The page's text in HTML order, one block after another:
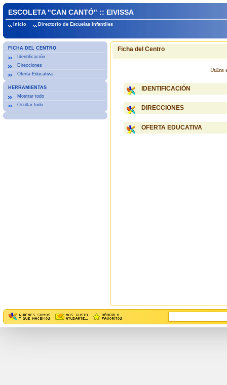
ESCOLETA "CAN CANTÓ" :: EIVISSA
Inicio Directorio de Escuelas Infantiles
FICHA DEL CENTRO
Identificación
Direcciones
Oferta Educativa
HERRAMIENTAS
Mostrar todo
Ocultar todo
Ficha del Centro
Utiliza
IDENTIFICACIÓN
DIRECCIONES
OFERTA EDUCATIVA